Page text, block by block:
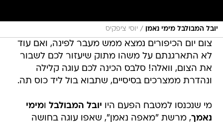
יובל המבולבל מימי נאמן / יוסי ציפקיס
צום יום הכיפורים נמצא ממש מעבר לפינה, ואם עוד
לא התארגנתם על משהו מתוק שיעזור לכם לשבור
את הצום, וואלה! סלבס הכינה לכם עוגה קלילה
ונהדרת ממצרכים בסיסיים, שתבוא בול ליד כוס תה.
מי שנכנסו למטבח הפעם היו יובל המבולבל ומימי
נאמך, מרשת "מאפה נאמן", שאפו עוגה בחושה